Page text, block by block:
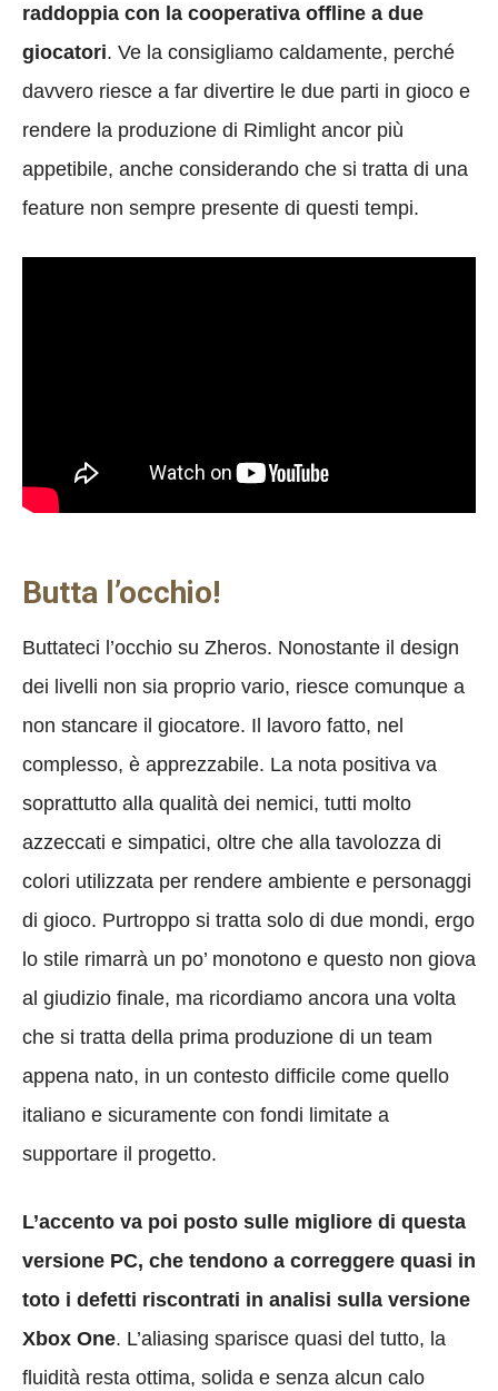
raddoppia con la cooperativa offline a due
giocatori. Ve la consigliamo caldamente, perché
davvero riesce a far divertire le due parti in gioco e
rendere la produzione di Rimlight ancor più
appetibile, anche considerando che si tratta di una
feature non sempre presente di questi tempi.
Butta l’occhio!
Buttateci l’occhio su Zheros. Nonostante il design
dei livelli non sia proprio vario, riesce comunque a
non stancare il giocatore. Il lavoro fatto, nel
complesso, è apprezzabile. La nota positiva va
soprattutto alla qualità dei nemici, tutti molto
azzeccati e simpatici, oltre che alla tavolozza di
colori utilizzata per rendere ambiente e personaggi
di gioco. Purtroppo si tratta solo di due mondi, ergo
lo stile rimarrà un po’ monotono e questo non giova
al giudizio finale, ma ricordiamo ancora una volta
che si tratta della prima produzione di un team
appena nato, in un contesto difficile come quello
italiano e sicuramente con fondi limitate a
supportare il progetto.
L’accento va poi posto sulle migliore di questa
versione PC, che tendono a correggere quasi in
toto i defetti riscontrati in analisi sulla versione
Xbox One. L’aliasing sparisce quasi del tutto, la
fluidità resta ottima, solida e senza alcun calo